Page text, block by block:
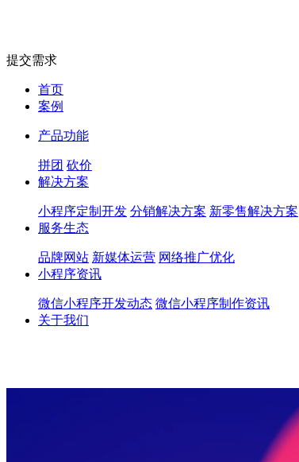
提交需求
首页
案例
产品功能
拼团 砍价
解决方案
小程序定制开发 分销解决方案 新零售解决方案
服务生态
品牌网站 新媒体运营 网络推广优化
小程序资讯
微信小程序开发动态 微信小程序制作资讯
关于我们